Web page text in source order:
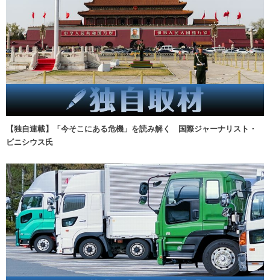
【独自連載】「今そこにある危機」を読み解く 国際ジャーナリスト・
ビニシウス氏